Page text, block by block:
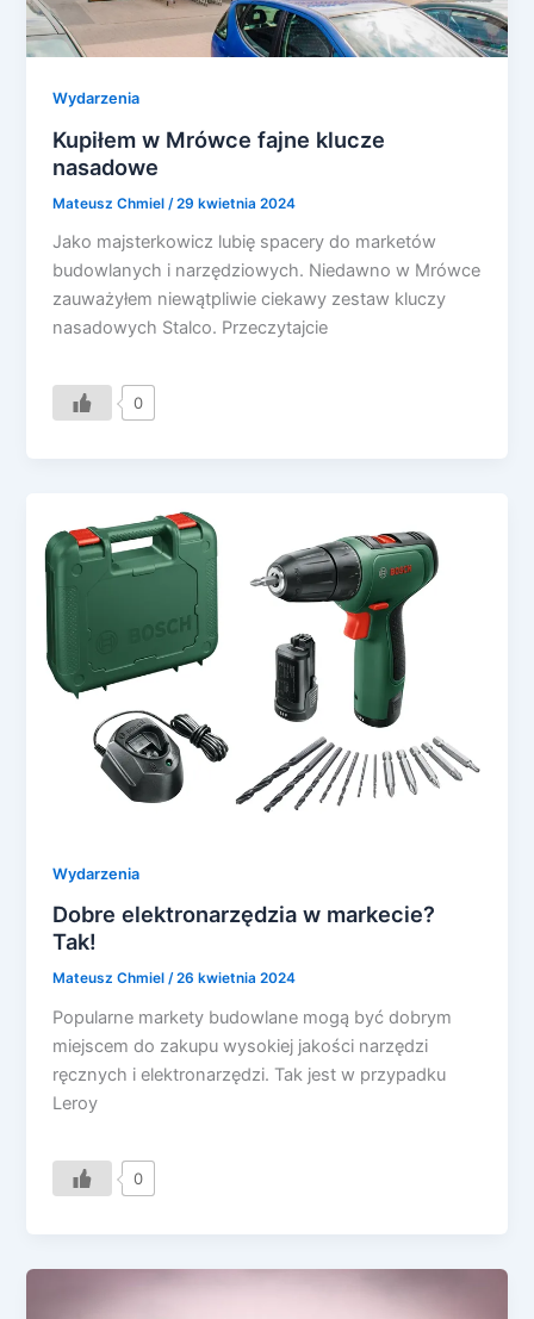
Wydarzenia
Kupiłem w Mrówce fajne klucze
nasadowe
Mateusz Chmiel /29 kwietnia 2024
Jako majsterkowicz lubię spacery do marketów
budowlanych i narzędziowych. Niedawno w Mrówce
zauważyłem niewątpliwie ciekawy zestaw kluczy
nasadowych Stalco. Przeczytajcie
0
Wydarzenia
Dobre elektronarzędzia w markecie?
Tak!
Mateusz Chmiel/26 kwietnia 2024
Popularne markety budowlane mogą być dobrym
miejscem do zakupu wysokiej jakości narzędzi
ręcznych i elektronarzędzi. Tak jest w przypadku
Leroy
0